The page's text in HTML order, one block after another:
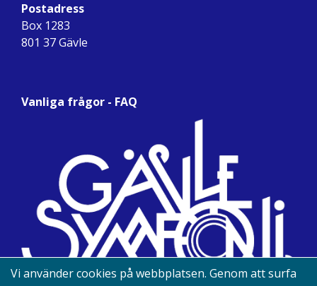
Vi använder cookies på webbplatsen. Genom att surfa
Postadress
Box 1283
801 37 Gävle
Vanliga frågor - FAQ